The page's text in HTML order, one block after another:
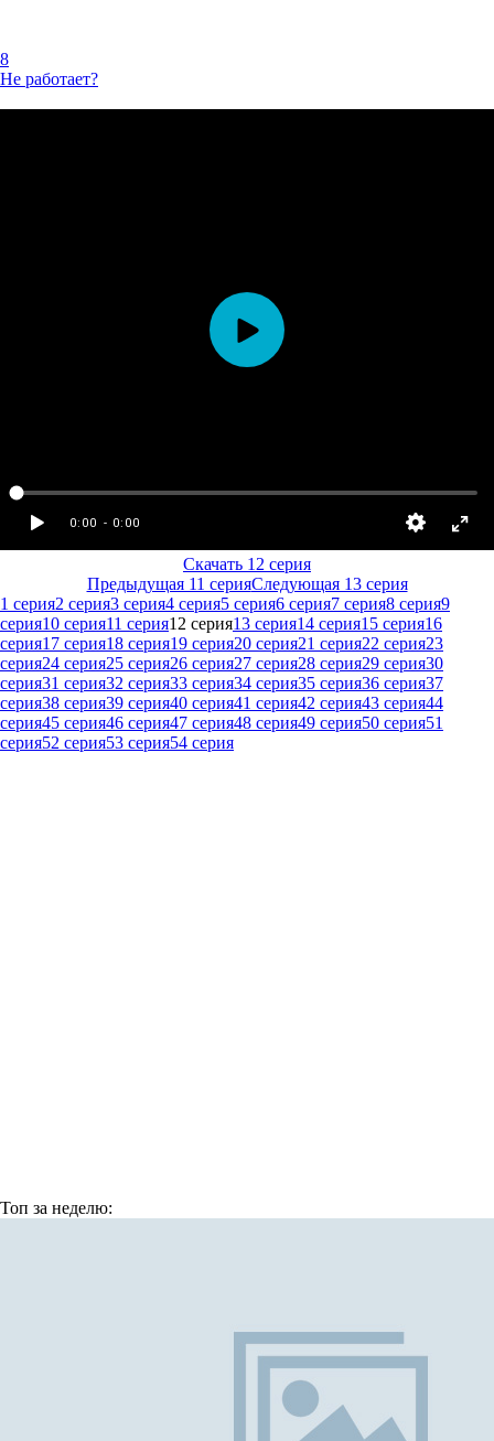
8
Не работает?
Скачать 12 серия
Предыдущая 11 серияСледующая 13 серия
1 серия2 серия3 серия4 серия5 серия6 серия7 серия8 серия9
серия10 серия11 серия12 серия13 серия14 серия15 серия16
серия17 серия18 серия19 серия20 серия21 серия22 серия23
серия24 серия25 серия26 серия27 серия28 серия29 серия30
серия31 серия32 серия33 серия34 серия35 серия36 серия37
серия38 серия39 серия40 серия41 серия42 серия43 серия44
серия45 серия46 серия47 серия48 серия49 серия50 серия51
серия52 серия53 серия54 серия
Топ за неделю: